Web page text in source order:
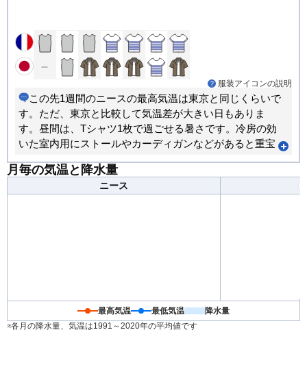
服装アイコンの説明
この先1週間のニースの最高気温は東京と同じくらいで
す。ただ、東京と比較して気温差が大きい日もありま
す。昼間は、Tシャツ1枚で過ごせる暑さです。冷房の効
いた室内用にストールやカーディガンなどがあると重宝
調節できる服装がおすすめです。
月毎の気温と降水量
ニース
最高気温 最低気温
降水量
※各月の降水量、気温は1991～2020年の平均値です